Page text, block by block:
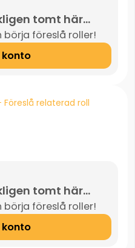
tomt här...
föreslå roller!
konto
Föreslå relaterad roll
tomt här...
föreslå roller!
konto